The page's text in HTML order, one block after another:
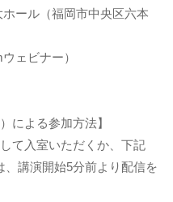
ール（福岡市中央区六本
ビナー）
による参加方法】
て入室いただくか、下記
講演開始5分前より配信を